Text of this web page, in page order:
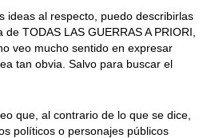
ideas al respecto, puedo describirlas
TODAS LAS GUERRAS A PRIORI,
veo mucho sentido en expresar
tan obvia. Salvo para buscar el
que, al contrario de lo que se dice,
políticos o personajes públicos